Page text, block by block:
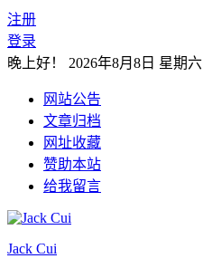
注册
登录
晚上好！ 2026年8月8日 星期六
网站公告
文章归档
网址收藏
赞助本站
给我留言
Jack Cui